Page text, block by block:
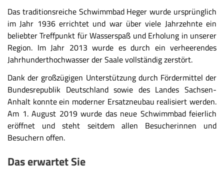
Das traditionsreiche Schwimmbad Heger wurde ursprünglich
im Jahr 1936 errichtet und war über viele Jahrzehnte ein
beliebter Treffpunkt für Wasserspaß und Erholung in unserer
Region. Im Jahr 2013 wurde es durch ein verheerendes
Jahrhunderthochwasser der Saale vollständig zerstört.
Dank der großzügigen Unterstützung durch Fördermittel der
Bundesrepublik Deutschland sowie des Landes Sachsen-
Anhalt konnte ein moderner Ersatzneubau realisiert werden.
Am 1. August 2019 wurde das neue Schwimmbad feierlich
eröffnet und steht seitdem allen Besucherinnen und
Besuchern offen.
Das erwartet Sie